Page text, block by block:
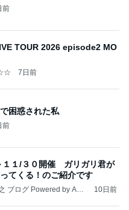
前
TOUR 2026 episode2 MO
7日前
困惑された私
前
１１/３０開催 ガリガリ君が
てくる！のご紹介です
ブログ Powered by Ame
10日前